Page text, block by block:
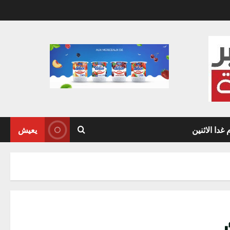
الاثنين يعيش